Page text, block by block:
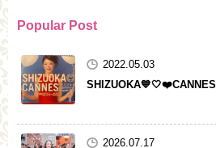
Popular Post
2022.05.03
SHIZUOKA💙🤍❤️CANNES
2026.07.17